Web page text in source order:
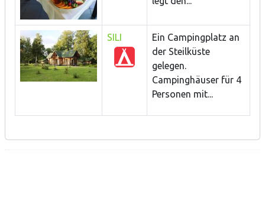
SILI
Ein Campingplatz an
der Steilküste
gelegen.
Campinghäuser für 4
Personen mit...